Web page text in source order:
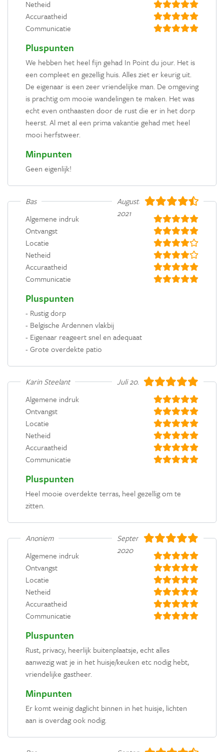
Netheid
Accuraatheid
Communicatie
Pluspunten
We hebben het heel fijn gehad In Point du jour. Het is
een compleet en gezellig huis. Alles ziet er keurig uit.
De eigenaar is een zeer vriendelijke man. De omgeving
is prachtig om mooie wandelingen te maken. Het was
echt even onthaasten door de rust die er in het dorp
heerst. Al met al een prima vakantie gehad met heel
mooi herfstweer.
Minpunten
Geen eigenlijk!
Bas
Augustus
2021
Algemene indruk
Ontvangst
Locatie
Netheid
Accuraatheid
Communicatie
Pluspunten
- Rustig dorp
- Belgische Ardennen vlakbij
- Eigenaar reageert snel en adequaat
- Grote overdekte patio
Karin Steelant
Juli 2021
Algemene indruk
Ontvangst
Locatie
Netheid
Accuraatheid
Communicatie
Pluspunten
Heel mooie overdekte terras, heel gezellig om te
zitten.
Anoniem
September
2020
Algemene indruk
Ontvangst
Locatie
Netheid
Accuraatheid
Communicatie
Pluspunten
Rust, privacy, heerlijk buitenplaatsje, echt alles
aanwezig wat je in het huisje/keuken etc nodig hebt,
vriendelijke gastheer.
Minpunten
Er komt weinig daglicht binnen in het huisje, lichten
aan is overdag ook nodig.